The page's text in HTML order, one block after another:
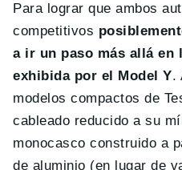
Para lograr que ambos
competitivos
a ir un paso más allá en
exhibida por el Model Y.
modelos compactos de
cableado reducido a su
monocasco construido a
de aluminio (en lugar de